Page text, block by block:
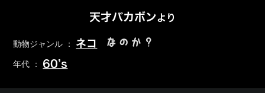
天才バカボンより
動物ジャンル ： ネコ なのか？
年代 ： 60’s